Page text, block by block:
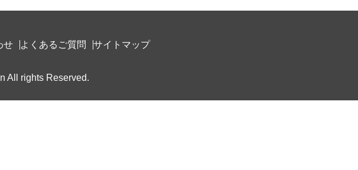
せ よくあるご質問 サイトマップ
All rights Reserved.